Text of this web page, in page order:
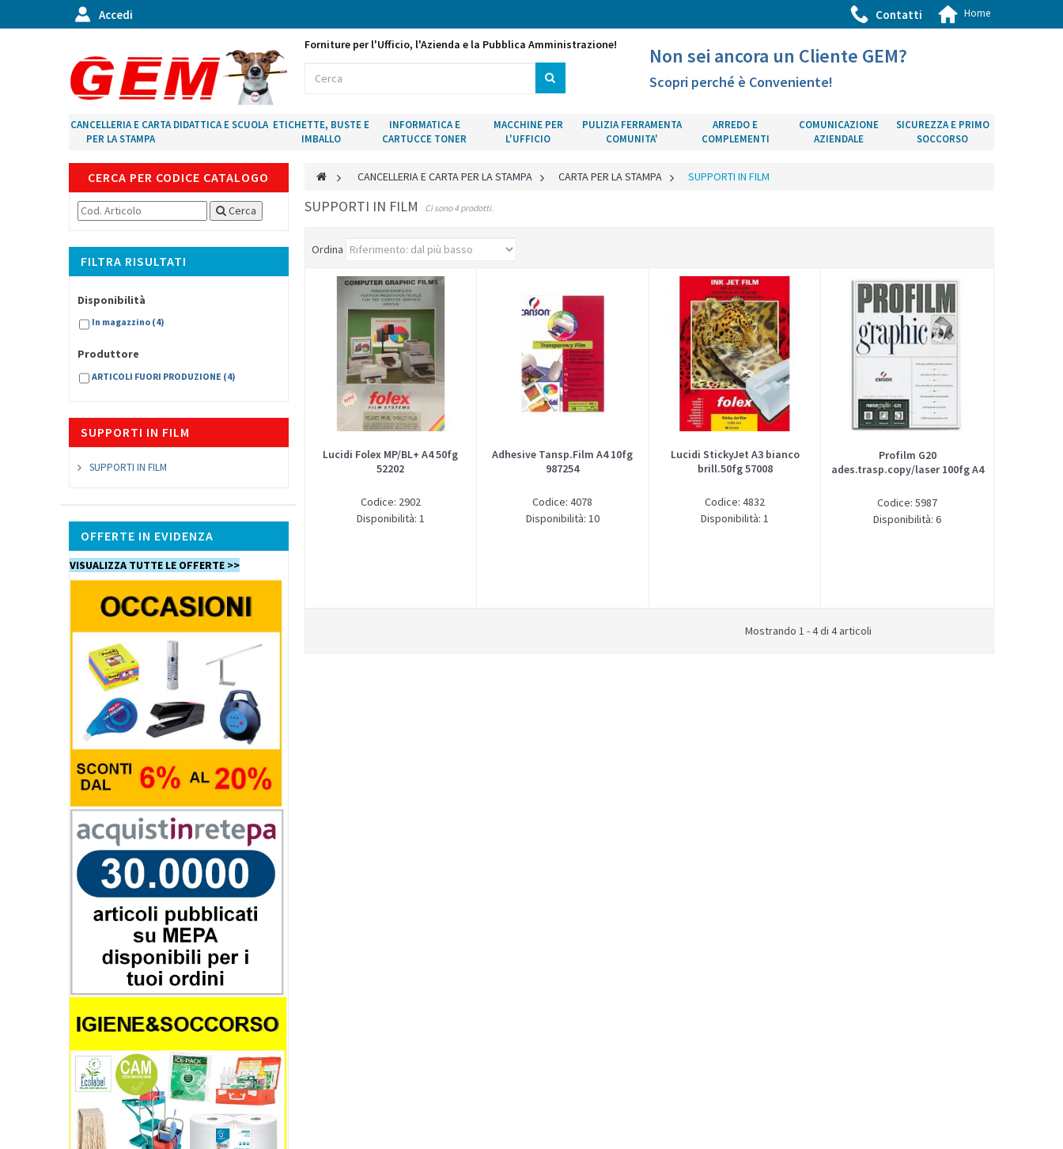
Accedi Contatti Home
Forniture per l'Ufficio, l'Azienda e la Pubblica Amministrazione! Non sei ancora un Cliente GEM?
Scopri perché è Conveniente!
CANCELLERIA E CARTA
PER LA STAMPA
DIDATTICA E SCUOLA ETICHETTE, BUSTE E
IMBALLO
INFORMATICA E
CARTUCCE TONER
MACCHINE PER
L'UFFICIO
PULIZIA FERRAMENTA
COMUNITA'
ARREDO E
COMPLEMENTI
COMUNICAZIONE
AZIENDALE
SICUREZZA E PRIMO
SOCCORSO
CERCA PER CODICE CATALOGO
Cerca
FILTRA RISULTATI
Disponibilità
In magazzino (4)
Produttore
ARTICOLI FUORI PRODUZIONE (4)
SUPPORTI IN FILM
SUPPORTI IN FILM
OFFERTE IN EVIDENZA
VISUALIZZA TUTTE LE OFFERTE >>
> CANCELLERIA E CARTA PER LA STAMPA > CARTA PER LA STAMPA > SUPPORTI IN FILM
SUPPORTI IN FILM Ci sono 4 prodotti.
Ordina
Lucidi Folex MP/BL+ A4 50fg
52202
Codice: 2902
Disponibilità: 1
Adhesive Tansp.Film A4 10fg
987254
Codice: 4078
Disponibilità: 10
Lucidi StickyJet A3 bianco
brill.50fg 57008
Codice: 4832
Disponibilità: 1
Profilm G20
ades.trasp.copy/laser 100fg A4
Codice: 5987
Disponibilità: 6
Mostrando 1 - 4 di 4 articoli